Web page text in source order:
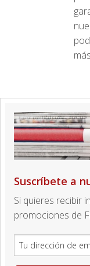
Suscríbete a
Si quieres recibir
promociones de